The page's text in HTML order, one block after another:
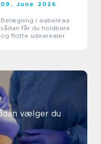
09. June 2026
Belægning i aabenraa
sådan får du holdbare
og flotte udearealer